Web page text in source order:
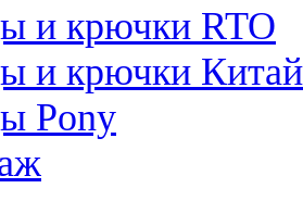
и крючки RTO
и крючки Китай
Pony